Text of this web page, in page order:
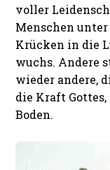
voller
Menschen
Krücken in die
wuchs. Andere
wieder andere,
die Kraft Gottes,
Boden.